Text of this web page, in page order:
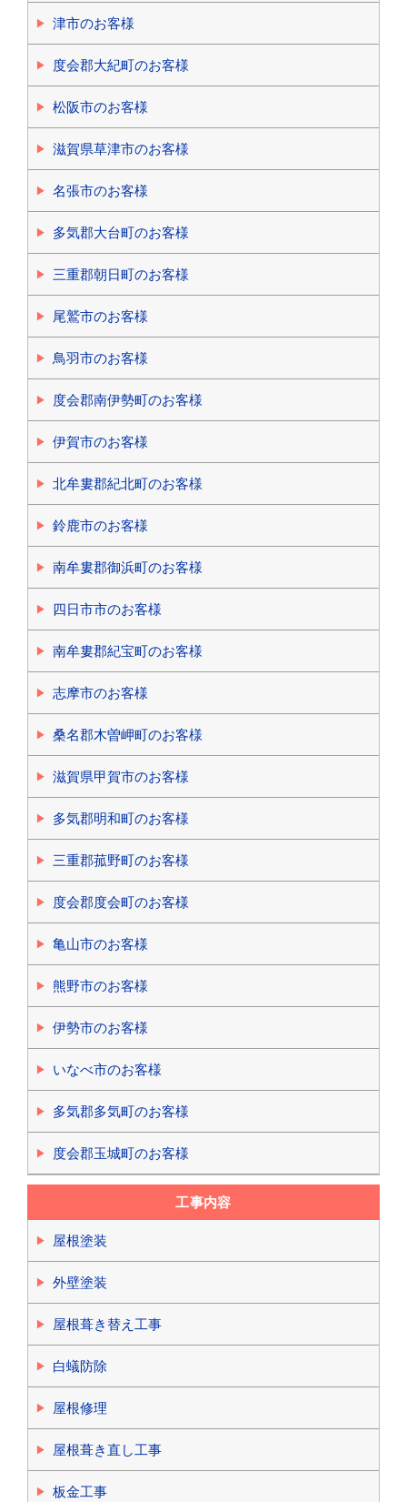
津市のお客様
度会郡大紀町のお客様
松阪市のお客様
滋賀県草津市のお客様
名張市のお客様
多気郡大台町のお客様
三重郡朝日町のお客様
尾鷲市のお客様
鳥羽市のお客様
度会郡南伊勢町のお客様
伊賀市のお客様
北牟婁郡紀北町のお客様
鈴鹿市のお客様
南牟婁郡御浜町のお客様
四日市市のお客様
南牟婁郡紀宝町のお客様
志摩市のお客様
桑名郡木曽岬町のお客様
滋賀県甲賀市のお客様
多気郡明和町のお客様
三重郡菰野町のお客様
度会郡度会町のお客様
亀山市のお客様
熊野市のお客様
伊勢市のお客様
いなべ市のお客様
多気郡多気町のお客様
度会郡玉城町のお客様
工事内容
屋根塗装
外壁塗装
屋根葺き替え工事
白蟻防除
屋根修理
屋根葺き直し工事
板金工事